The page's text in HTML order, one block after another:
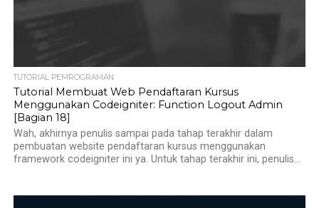
TUTORIAL PEMROGRAMAN
Tutorial Membuat Web Pendaftaran Kursus
Menggunakan Codeigniter: Function Logout Admin
[Bagian 18]
Wah, akhirnya penulis sampai pada tahap terakhir dalam
pembuatan website pendaftaran kursus menggunakan
framework codeigniter ini ya. Untuk tahap terakhir ini, penulis...